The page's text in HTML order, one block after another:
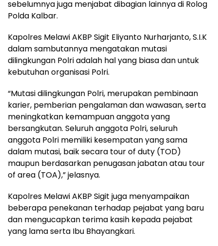
sebelumnya juga menjabat dibagian lainnya di Rolog
Polda Kalbar.
Kapolres Melawi AKBP Sigit Eliyanto Nurharjanto, S.I.K
dalam sambutannya mengatakan mutasi
dilingkungan Polri adalah hal yang biasa dan untuk
kebutuhan organisasi Polri.
“Mutasi dilingkungan Polri, merupakan pembinaan
karier, pemberian pengalaman dan wawasan, serta
meningkatkan kemampuan anggota yang
bersangkutan. Seluruh anggota Polri, seluruh
anggota Polri memiliki kesempatan yang sama
dalam mutasi, baik secara tour of duty (TOD)
maupun berdasarkan penugasan jabatan atau tour
of area (TOA),” jelasnya.
Kapolres Melawi AKBP Sigit juga menyampaikan
beberapa penekanan terhadap pejabat yang baru
dan mengucapkan terima kasih kepada pejabat
yang lama serta Ibu Bhayangkari.